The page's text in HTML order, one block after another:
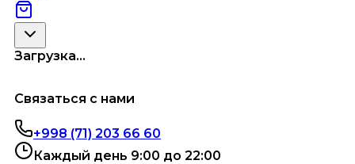
Загрузка...
Связаться с нами
+998 (71) 203 66 60
Каждый день 9:00 до 22:00